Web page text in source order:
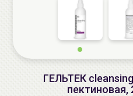
ГЕЛЬТЕК
пектиновая,